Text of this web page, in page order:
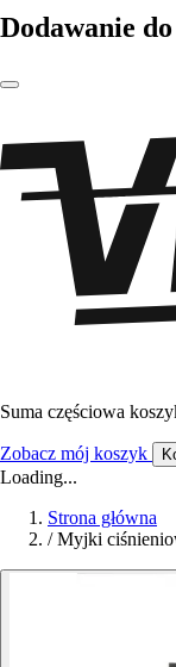
Dodawanie
Suma częściowa
Zobacz mój koszyk
Loading...
Strona główna
/ Myjki